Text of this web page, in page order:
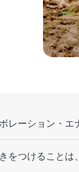
レーション・
をつけることは